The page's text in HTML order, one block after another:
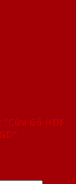
Gỗ HDF